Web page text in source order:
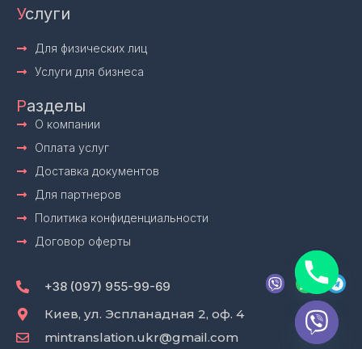
Услуги
Для физических лиц
Услуги для бизнеса
Разделы
О компании
Оплата услуг
Доставка документов
Для партнеров
Политика конфиденциальности
Договор оферты
+38 (097) 955-99-69
V
i
W
a
t
s
a
T
e
e
g
Киев, ул. Эспланадная 2, оф. 4
mintranslation.ukr@gmail.com